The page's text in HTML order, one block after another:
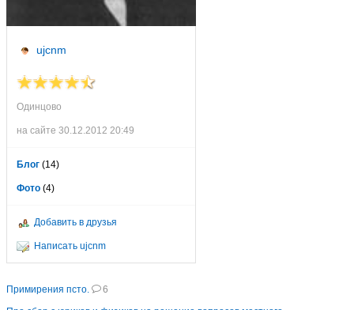
ujcnm
Одинцово
на сайте 30.12.2012 20:49
Блог (14)
Фото (4)
Добавить в друзья
Написать ujcnm
Примирения псто.
6